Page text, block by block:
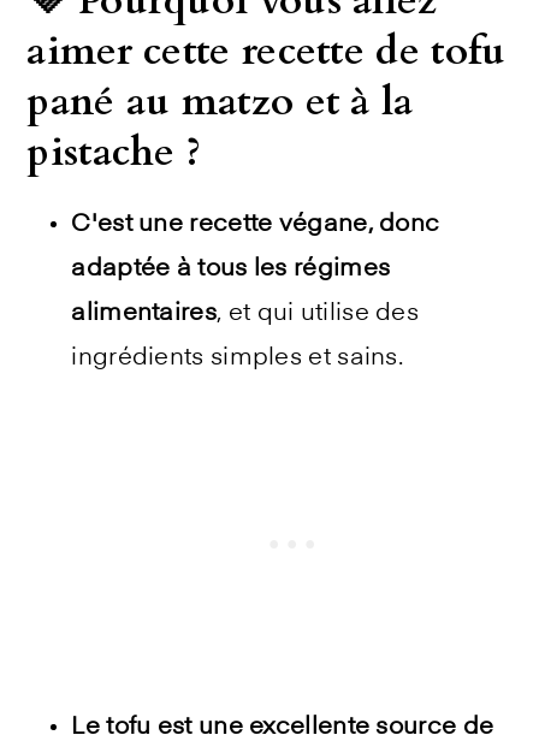
aimer cette recette de tofu
pané au matzo et à la
pistache ?
C'est une recette végane, donc
adaptée à tous les régimes
alimentaires, et qui utilise des
ingrédients simples et sains.
Le tofu est une excellente source de